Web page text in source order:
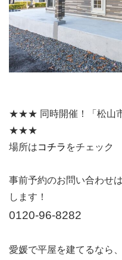
★★★ 同時開催！「松山
★★★
場所はコチラ をチェック
事前予約のお問い合わせ
します！
0120-96-8282
愛媛で平屋を建てるなら